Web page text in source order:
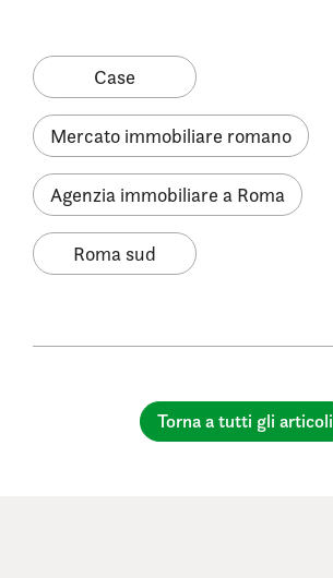
Case
Mercato immobiliare romano
Agenzia immobiliare a Roma
Roma sud
Torna a tutti gli articoli